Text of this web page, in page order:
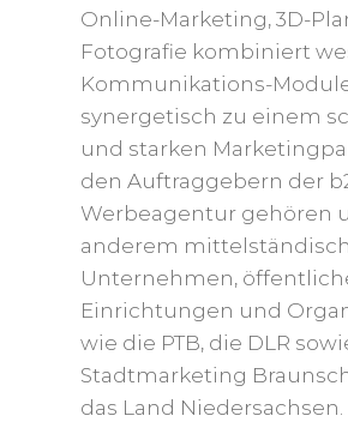
Online-Marketing, 3D-
Fotografie kombiniert
Kommunikations-
synergetisch zu einem
und starken
den Auftraggebern der
Werbeagentur gehören
anderem
Unternehmen,
Einrichtungen und
wie die PTB, die DLR
Stadtmarketing
das Land Niedersachsen.